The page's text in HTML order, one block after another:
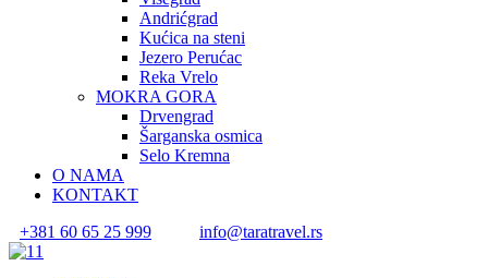
Andrićgrad
Kućica na steni
Jezero Perućac
Reka Vrelo
MOKRA GORA
Drvengrad
Šarganska osmica
Selo Kremna
O NAMA
KONTAKT
+381 60 65 25 999
info@taratravel.rs